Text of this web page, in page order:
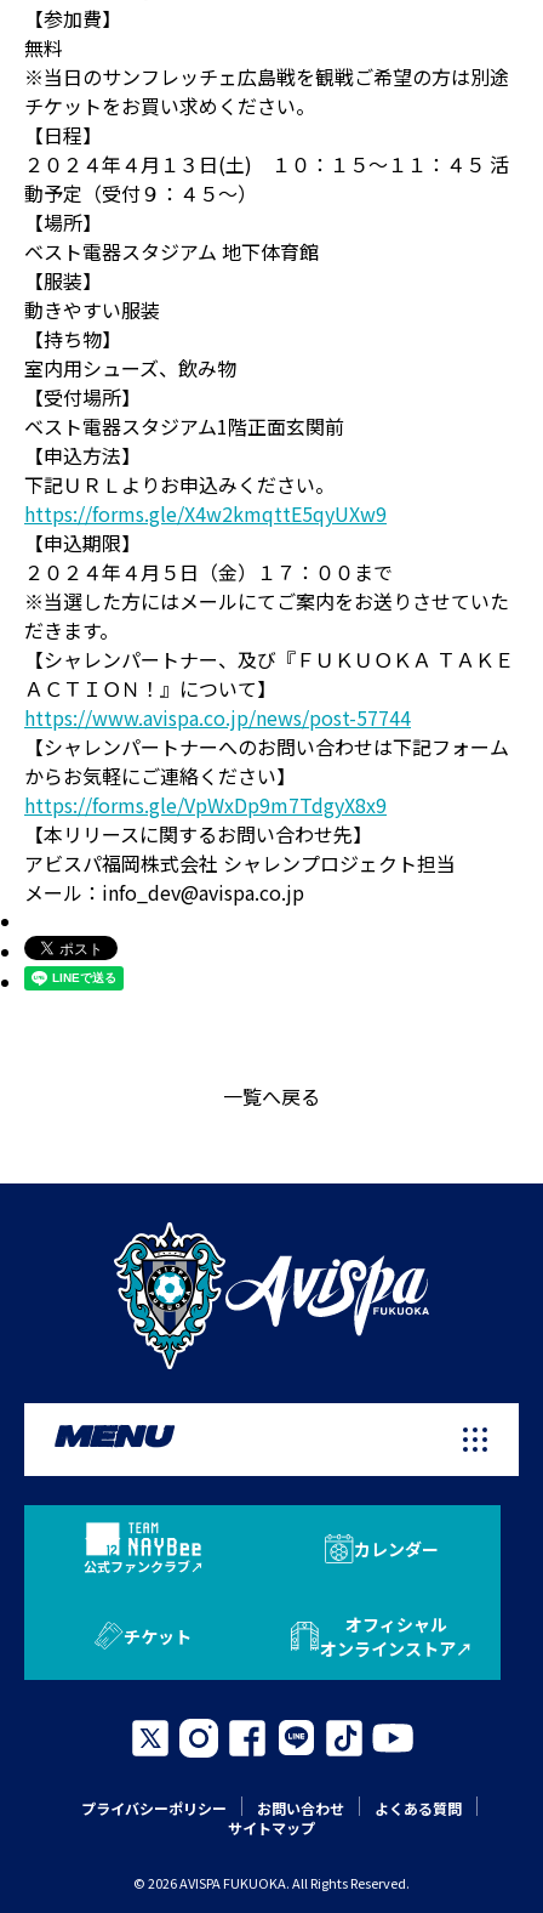
【参加費】
無料
※当日のサンフレッチェ広島戦を観戦ご希望の方は別途
チケットをお買い求めください。
【日程】
２０２４年４月１３日(土) １０：１５～１１：４５ 活
動予定（受付９：４５～）
【場所】
ベスト電器スタジアム 地下体育館
【服装】
動きやすい服装
【持ち物】
室内用シューズ、飲み物
【受付場所】
ベスト電器スタジアム1階正面玄関前
【申込方法】
下記ＵＲＬよりお申込みください。
https://forms.gle/X4w2kmqttE5qyUXw9
【申込期限】
２０２４年４月５日（金）１７：００まで
※当選した方にはメールにてご案内をお送りさせていた
だきます。
【シャレンパートナー、及び『ＦＵＫＵＯＫＡ ＴＡＫＥ
ＡＣＴＩＯＮ！』について】
https://www.avispa.co.jp/news/post-57744
【シャレンパートナーへのお問い合わせは下記フォーム
からお気軽にご連絡ください】
https://forms.gle/VpWxDp9m7TdgyX8x9
【本リリースに関するお問い合わせ先】
アビスパ福岡株式会社 シャレンプロジェクト担当
メール：info_dev@avispa.co.jp
一覧へ戻る
MENU
公式ファンクラブ
カレンダー
チケット
オフィシャル
オンラインストア
プライバシーポリシー お問い合わせ
よくある質問
サイトマップ
© 2026 AVISPA FUKUOKA. All Rights Reserved.